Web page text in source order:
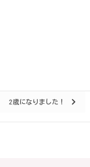
2歳になりました！